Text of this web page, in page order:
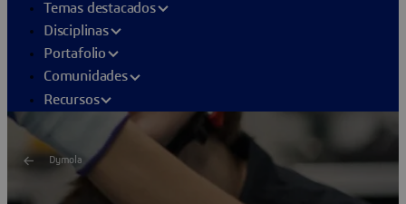
Temas destacados
Disciplinas
Portafolio
Comunidades
Recursos
Dymola